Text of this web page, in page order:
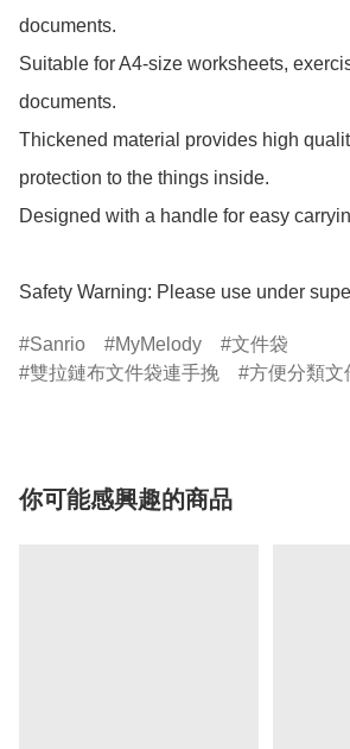
documents.
Suitable for A4-size worksheets,
documents.
Thickened material provides high
protection to the things inside.
Designed with a handle for easy
Safety Warning: Please use under
Sanrio MyMelody
文件袋
雙拉鏈布文件袋連手挽
方便分類文
你可能感興趣的商品